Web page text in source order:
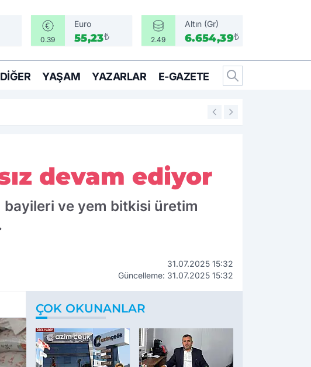
0.39
Euro
55,23₺ 2.49
Altın (Gr)
6.654,39₺
DIĞER YAŞAM YAZARLAR E-GAZETE
17:17 Türkiye, Suudi
devam ediyor
bayileri ve yem bitkisi üretim
31.07.2025 15:32
Güncelleme: 31.07.2025 15:32
ÇOK OKUNANLAR